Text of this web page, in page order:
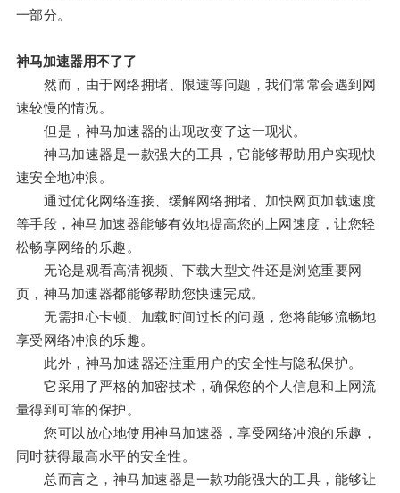
一部分。
神马加速器用不了了
然而，由于网络拥堵、限速等问题，我们常常会遇到网
速较慢的情况。
但是，神马加速器的出现改变了这一现状。
神马加速器是一款强大的工具，它能够帮助用户实现快
速安全地冲浪。
通过优化网络连接、缓解网络拥堵、加快网页加载速度
等手段，神马加速器能够有效地提高您的上网速度，让您轻
松畅享网络的乐趣。
无论是观看高清视频、下载大型文件还是浏览重要网
页，神马加速器都能够帮助您快速完成。
无需担心卡顿、加载时间过长的问题，您将能够流畅地
享受网络冲浪的乐趣。
此外，神马加速器还注重用户的安全性与隐私保护。
它采用了严格的加密技术，确保您的个人信息和上网流
量得到可靠的保护。
您可以放心地使用神马加速器，享受网络冲浪的乐趣，
同时获得最高水平的安全性。
总而言之，神马加速器是一款功能强大的工具，能够让